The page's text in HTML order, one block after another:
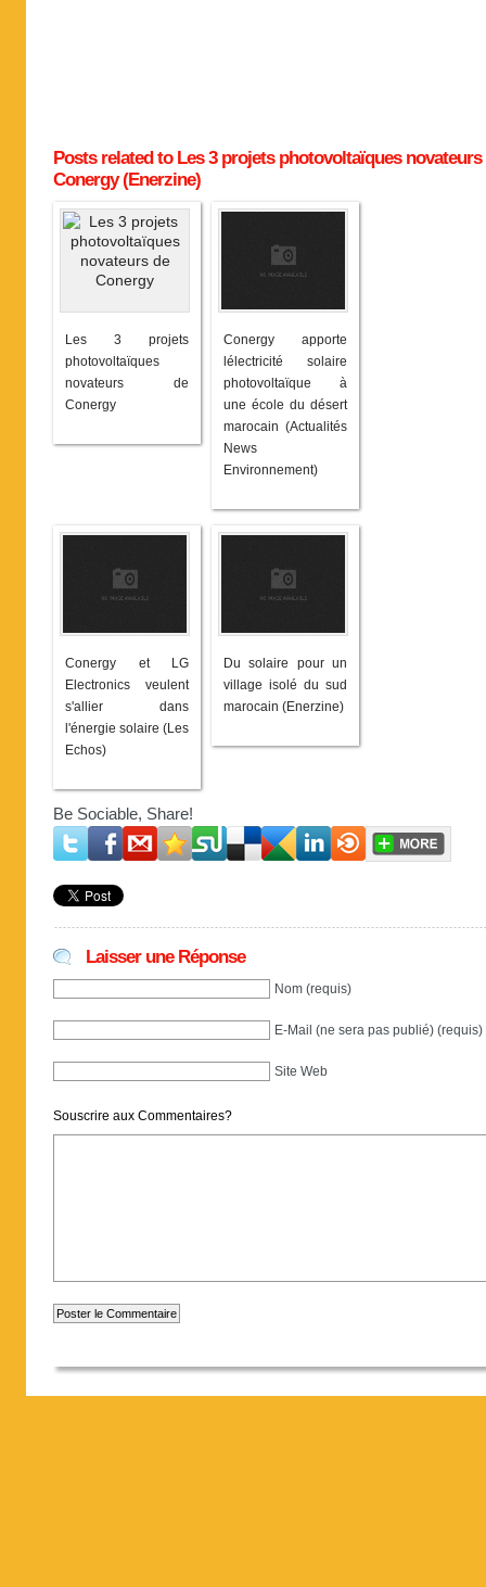
Posts related to Les 3 projets photovoltaïques novateurs
Conergy (Enerzine)
Les 3 projets
photovoltaïques
novateurs de
Conergy
Conergy apporte
lélectricité solaire
photovoltaïque à
une école du désert
marocain (Actualités
News
Environnement)
Conergy et LG
Electronics veulent
s'allier dans
l'énergie solaire (Les
Echos)
Du solaire pour un
village isolé du sud
marocain (Enerzine)
Be Sociable, Share!
Laisser une Réponse
Nom (requis)
E-Mail (ne sera pas publié) (requis)
Site Web
Souscrire aux Commentaires?